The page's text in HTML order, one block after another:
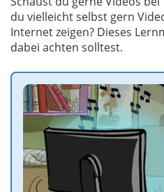
du vielleicht selbst gern
Internet zeigen? Dieses
dabei achten solltest.